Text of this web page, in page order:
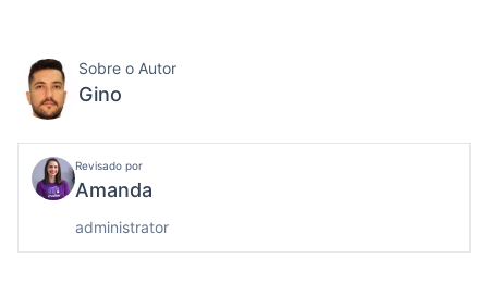
Sobre o Autor
Gino
Revisado por
Amanda
administrator